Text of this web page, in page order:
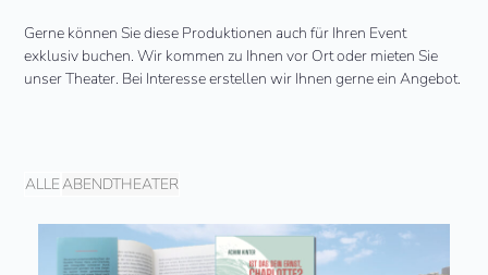
Gerne können Sie diese Produktionen auch für Ihren Event
exklusiv buchen. Wir kommen zu Ihnen vor Ort oder mieten Sie
unser Theater. Bei Interesse erstellen wir Ihnen gerne ein Angebot.
ALLEABENDTHEATER